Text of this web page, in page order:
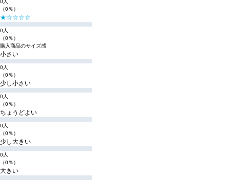
（0％）
★☆☆☆☆
0人
（0％）
購入商品のサイズ感
小さい
0人
（0％）
少し小さい
0人
（0％）
ちょうどよい
0人
（0％）
少し大きい
0人
（0％）
大きい